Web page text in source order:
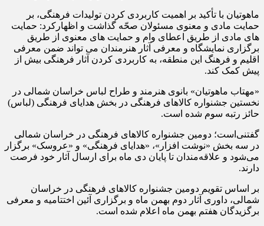
ماهوتیان با تأکید بر اهمیت کاربردی کردن تولیدات فرهنگی، بر
حمایت مادی و معنوی مسئولان صحّه گذاشت و اظهارکرد: حمایت
های مادی از طریق اعطای وام و حمایت های معنوی از طریق
برگزاری نمایشگاه و معرفی آثار هنرمندان می تواند ضمن معرفی
اقلیم و فرهنگ این منطقه، به کاربردی کردن آثار فرهنگی بیش از
پیش کمک کند.
«مهتاب ماهوتیان» بانوی هنرمند و طراح لباس خراسان شمالی در
نخستین جشنواره کالاهای فرهنگی در بخش هدایای فرهنگی (لباس)
حائز رتبه سوم شده است.
گفتنی‌است؛ دومین جشنواره کالاهای فرهنگی در خراسان شمالی
در سه بخش «نوشت افزار»، «هدایای فرهنگی» و «عروسک» برگزار
می‌شود و علاقه‌مندان تا پایان دی ماه برای ارسال آثار خود فرصت
دارند.
بر اساس تقویم دومین جشنواره کالاهای فرهنگی در خراسان
شمالی، داوری آثار دوم بهمن ماه و برگزاری آئین اختتامیه و معرفی
برگزیدگان هفتم بهمن ماه اعلام شده است.